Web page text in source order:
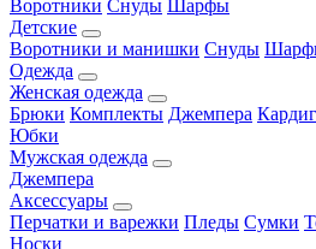
Воротники Снуды Шарфы
Детские
Воротники и манишки Снуды
Одежда
Женская одежда
Брюки Комплекты Джемпера
Юбки
Мужская одежда
Джемпера
Аксессуары
Перчатки и варежки Пледы Сумки
Носки